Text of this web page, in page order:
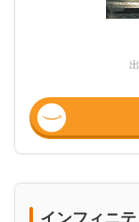
インフィニ